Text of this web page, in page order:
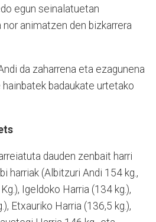
egun seinalatuetan
animatzen den bizkarrera
da zaharrena eta ezagunena
badaukate urtetako
dauden zenbait harri
harriak (Albitzuri Andi 154 kg.,
Igeldoko Harria (134 kg.),
Etxauriko Harria (136,5 kg.),